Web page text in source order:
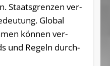
Staats­gren­zen ver­
Glo­bal
kön­nen ver­
und Re­geln durch­